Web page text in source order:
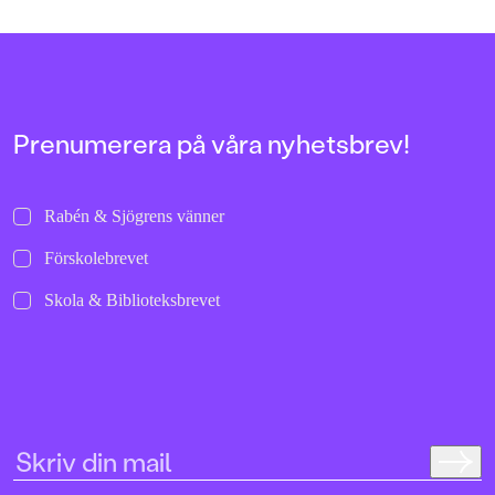
Prenumerera på våra nyhetsbrev!
Rabén & Sjögrens vänner
Förskolebrevet
Skola & Biblioteksbrevet